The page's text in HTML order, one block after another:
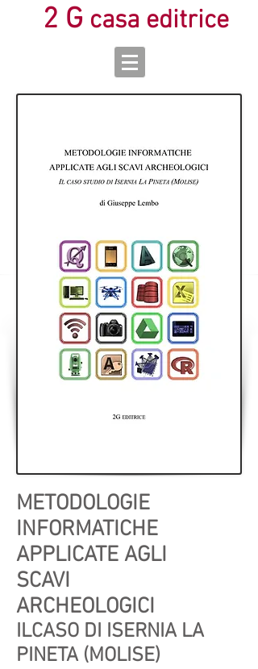
2 G casa editrice
METODOLOGIE
INFORMATICHE
APPLICATE AGLI
SCAVI
ARCHEOLOGICI
ILCASO DI ISERNIA LA
PINETA (MOLISE)